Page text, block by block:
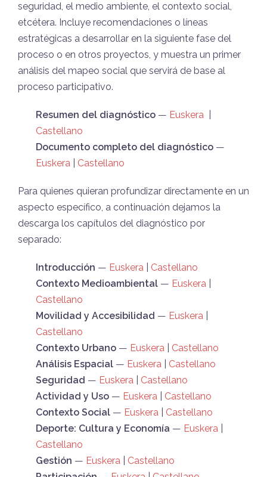
seguridad, el medio ambiente, el contexto social,
etcétera. Incluye recomendaciones o líneas
estratégicas a desarrollar en la siguiente fase del
proceso o en otros proyectos, y muestra un primer
análisis del mapeo social que servirá de base al
proceso participativo.
Resumen del diagnóstico — Euskera
Castellano
Documento completo del diagnóstico —
Euskera
Castellano
Para quienes quieran profundizar directamente en un
aspecto específico, a continuación dejamos la
descarga los capítulos del diagnóstico por
separado:
Introducción — Euskera
Castellano
Contexto Medioambiental — Euskera
Castellano
Movilidad y Accesibilidad — Euskera
Castellano
Contexto Urbano — Euskera
Castellano
Análisis Espacial — Euskera
Castellano
Seguridad — Euskera
Castellano
Actividad y Uso — Euskera
Castellano
Contexto Social — Euskera
Castellano
Deporte: Cultura y Economía — Euskera
Castellano
Gestión — Euskera
Castellano